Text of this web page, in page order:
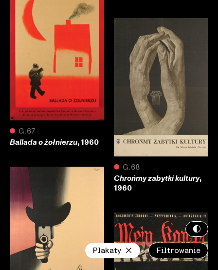
● G.67
Ballada o żołnierzu, 1960
● G.68
Chrońmy zabytki kultury,
1960
Filtrowanie
Plakaty